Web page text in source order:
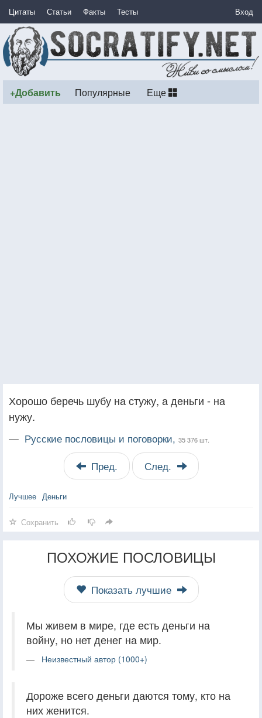
Цитаты Статьи Факты Тесты Вход
+Добавить Популярные Еще
Хорошо беречь шубу на стужу, а деньги - на
нужу.
— Русские пословицы и поговорки, 35 376 шт.
Пред. След.
Лучшее Деньги
Сохранить
ПОХОЖИЕ ПОСЛОВИЦЫ
Показать лучшие
Мы живем в мире, где есть деньги на
войну, но нет денег на мир.
Неизвестный автор (1000+)
Дороже всего деньги даются тому, кто на
них женится.